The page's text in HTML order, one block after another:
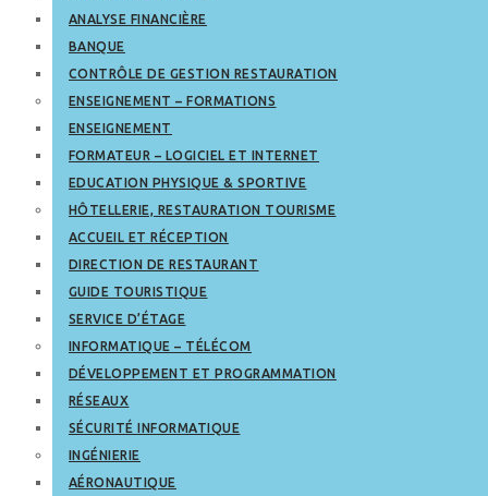
ANALYSE FINANCIÈRE
BANQUE
CONTRÔLE DE GESTION RESTAURATION
ENSEIGNEMENT – FORMATIONS
ENSEIGNEMENT
FORMATEUR – LOGICIEL ET INTERNET
EDUCATION PHYSIQUE & SPORTIVE
HÔTELLERIE, RESTAURATION TOURISME
ACCUEIL ET RÉCEPTION
DIRECTION DE RESTAURANT
GUIDE TOURISTIQUE
SERVICE D’ÉTAGE
INFORMATIQUE – TÉLÉCOM
DÉVELOPPEMENT ET PROGRAMMATION
RÉSEAUX
SÉCURITÉ INFORMATIQUE
INGÉNIERIE
AÉRONAUTIQUE